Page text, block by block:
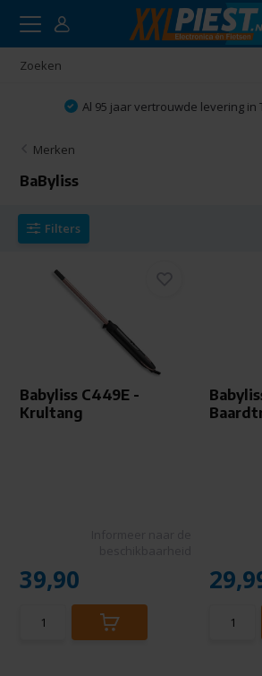
Vakkundig advies
Merken
BaByliss
Filters
Babyliss C449E -
Krultang
39,90